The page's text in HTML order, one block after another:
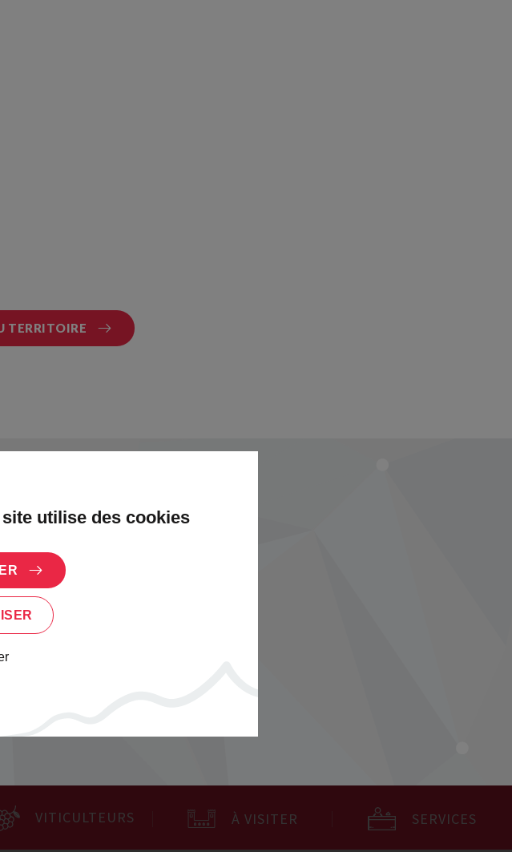
TERRITOIRE
dans l'annuaire ?
dans notre annuaire,
formulaire dédié.
VITICULTEURS À VISITER SERVICES
utilise des cookies